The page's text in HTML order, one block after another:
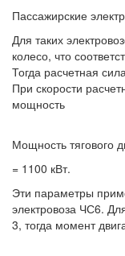
Пассажирские
Для таких
колесо, что
Тогда расчетная
При скорости
мощность
Мощность тягового
= 1100 кВт.
Эти параметры
электровоза ЧС6.
3, тогда момент